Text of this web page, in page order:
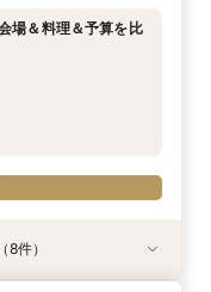
場＆料理＆予算を比
件）